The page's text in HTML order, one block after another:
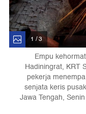
1 / 3
Empu
Hadiningrat, KRT
pekerja
senjata keris
Jawa Tengah,